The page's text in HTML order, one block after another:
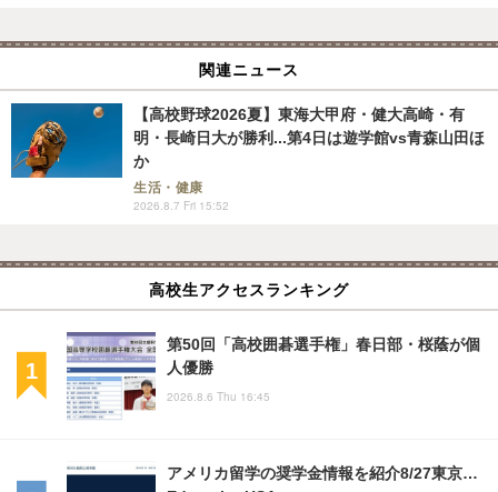
関連ニュース
【高校野球2026夏】東海大甲府・健大高崎・有
明・長崎日大が勝利...第4日は遊学館vs青森山田ほ
か
生活・健康
2026.8.7 Fri 15:52
高校生アクセスランキング
第50回「高校囲碁選手権」春日部・桜蔭が個
人優勝
2026.8.6 Thu 16:45
アメリカ留学の奨学金情報を紹介8/27東京…